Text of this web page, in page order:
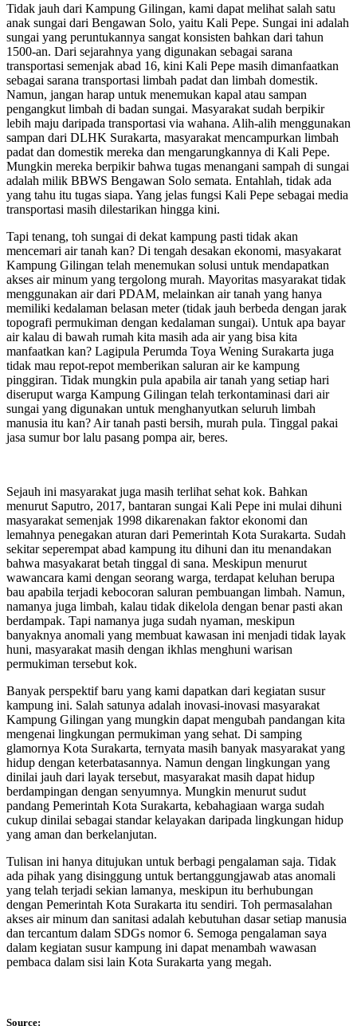
Tidak jauh dari Kampung Gilingan, kami dapat melihat salah satu
anak sungai dari Bengawan Solo, yaitu Kali Pepe. Sungai ini adalah
sungai yang peruntukannya sangat konsisten bahkan dari tahun
1500-an. Dari sejarahnya yang digunakan sebagai sarana
transportasi semenjak abad 16, kini Kali Pepe masih dimanfaatkan
sebagai sarana transportasi limbah padat dan limbah domestik.
Namun, jangan harap untuk menemukan kapal atau sampan
pengangkut limbah di badan sungai. Masyarakat sudah berpikir
lebih maju daripada transportasi via wahana. Alih-alih menggunakan
sampan dari DLHK Surakarta, masyarakat mencampurkan limbah
padat dan domestik mereka dan mengarungkannya di Kali Pepe.
Mungkin mereka berpikir bahwa tugas menangani sampah di sungai
adalah milik BBWS Bengawan Solo semata. Entahlah, tidak ada
yang tahu itu tugas siapa. Yang jelas fungsi Kali Pepe sebagai media
transportasi masih dilestarikan hingga kini.
Tapi tenang, toh sungai di dekat kampung pasti tidak akan
mencemari air tanah kan? Di tengah desakan ekonomi, masyakarat
Kampung Gilingan telah menemukan solusi untuk mendapatkan
akses air minum yang tergolong murah. Mayoritas masyarakat tidak
menggunakan air dari PDAM, melainkan air tanah yang hanya
memiliki kedalaman belasan meter (tidak jauh berbeda dengan jarak
topografi permukiman dengan kedalaman sungai). Untuk apa bayar
air kalau di bawah rumah kita masih ada air yang bisa kita
manfaatkan kan? Lagipula Perumda Toya Wening Surakarta juga
tidak mau repot-repot memberikan saluran air ke kampung
pinggiran. Tidak mungkin pula apabila air tanah yang setiap hari
diseruput warga Kampung Gilingan telah terkontaminasi dari air
sungai yang digunakan untuk menghanyutkan seluruh limbah
manusia itu kan? Air tanah pasti bersih, murah pula. Tinggal pakai
jasa sumur bor lalu pasang pompa air, beres.
Sejauh ini masyarakat juga masih terlihat sehat kok. Bahkan
menurut Saputro, 2017, bantaran sungai Kali Pepe ini mulai dihuni
masyarakat semenjak 1998 dikarenakan faktor ekonomi dan
lemahnya penegakan aturan dari Pemerintah Kota Surakarta. Sudah
sekitar seperempat abad kampung itu dihuni dan itu menandakan
bahwa masyakarat betah tinggal di sana. Meskipun menurut
wawancara kami dengan seorang warga, terdapat keluhan berupa
bau apabila terjadi kebocoran saluran pembuangan limbah. Namun,
namanya juga limbah, kalau tidak dikelola dengan benar pasti akan
berdampak. Tapi namanya juga sudah nyaman, meskipun
banyaknya anomali yang membuat kawasan ini menjadi tidak layak
huni, masyarakat masih dengan ikhlas menghuni warisan
permukiman tersebut kok.
Banyak perspektif baru yang kami dapatkan dari kegiatan susur
kampung ini. Salah satunya adalah inovasi-inovasi masyarakat
Kampung Gilingan yang mungkin dapat mengubah pandangan kita
mengenai lingkungan permukiman yang sehat. Di samping
glamornya Kota Surakarta, ternyata masih banyak masyarakat yang
hidup dengan keterbatasannya. Namun dengan lingkungan yang
dinilai jauh dari layak tersebut, masyarakat masih dapat hidup
berdampingan dengan senyumnya. Mungkin menurut sudut
pandang Pemerintah Kota Surakarta, kebahagiaan warga sudah
cukup dinilai sebagai standar kelayakan daripada lingkungan hidup
yang aman dan berkelanjutan.
Tulisan ini hanya ditujukan untuk berbagi pengalaman saja. Tidak
ada pihak yang disinggung untuk bertanggungjawab atas anomali
yang telah terjadi sekian lamanya, meskipun itu berhubungan
dengan Pemerintah Kota Surakarta itu sendiri. Toh permasalahan
akses air minum dan sanitasi adalah kebutuhan dasar setiap manusia
dan tercantum dalam SDGs nomor 6. Semoga pengalaman saya
dalam kegiatan susur kampung ini dapat menambah wawasan
pembaca dalam sisi lain Kota Surakarta yang megah.
Source: